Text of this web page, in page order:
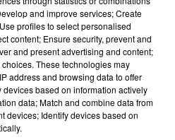
ARIANA GRANDE & KENDJI
One Last Time (attends-
Moi)
and improve services; Create
profiles to select personalised
content; Ensure security, prevent and
and present advertising and content;
These technologies may
address and browsing data to offer
based on information actively
data; Match and combine data from
devices; Identify devices based on